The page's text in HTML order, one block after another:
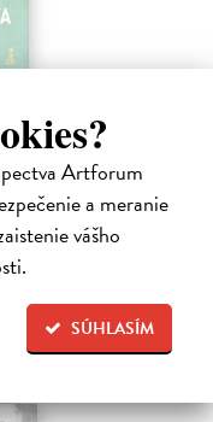
Artforum
a meranie
vášho
SÚHLASÍM
Ježišovej Reči na
počúvať tohto nového
židovská Tóra.